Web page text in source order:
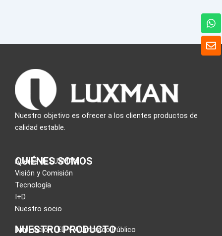
S
o
W
h
a
t
s
Nuestro objetivo es ofrecer a los clientes productos de
calidad estable.
QUIÉNES SOMOS
Acerca de LUXMAN
Visión y Comisión
Tecnología
I+D
Nuestro socio
NUESTRO PRODUCTO
Iluminación LED Y Alumbrado Público